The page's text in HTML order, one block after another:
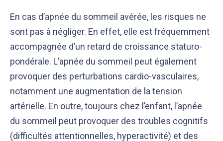
En cas d’apnée du sommeil avérée, les risques ne
sont pas à négliger. En effet, elle est fréquemment
accompagnée d’un retard de croissance staturo-
pondérale. L’apnée du sommeil peut également
provoquer des perturbations cardio-vasculaires,
notamment une augmentation de la tension
artérielle. En outre, toujours chez l’enfant, l’apnée
du sommeil peut provoquer des troubles cognitifs
(difficultés attentionnelles, hyperactivité) et des